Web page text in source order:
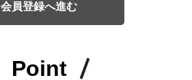
会員登録へ進む
Point